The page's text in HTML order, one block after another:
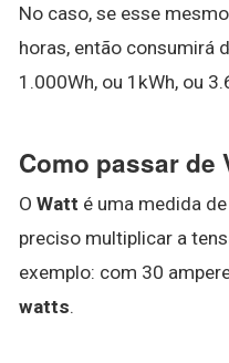
No caso, se esse
horas, então consumirá
1.000Wh, ou 1kWh, ou
Como passar de
O Watt é uma medida
preciso multiplicar a
exemplo: com 30
watts.